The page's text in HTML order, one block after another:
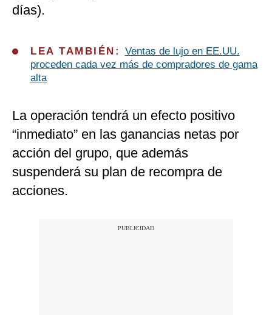
días).
LEA TAMBIÉN: Ventas de lujo en EE.UU.
proceden cada vez más de compradores de gama
alta
La operación tendrá un efecto positivo
“inmediato” en las ganancias netas por
acción del grupo, que además
suspenderá su plan de recompra de
acciones.